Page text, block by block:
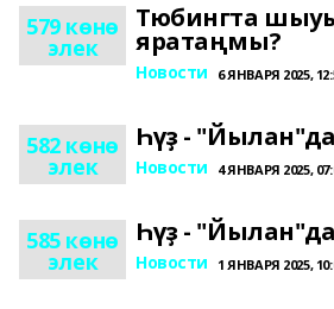
579 көнө
элек
Тюбингта
яратаңмы?
Новости 6 ЯНВАРЯ 2025,
582 көнө
элек
Һүҙ -
Новости 4 ЯНВАРЯ 2025,
585 көнө
элек
Һүҙ -
Новости 1 ЯНВАРЯ 2025,